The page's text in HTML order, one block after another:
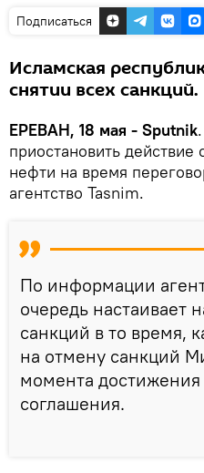
Подписаться
Исламская
снятии всех санкций.
ЕРЕВАН, 18 мая - Sputnik
приостановить действие
нефти на время
агентство Tasnim.
По информации
очередь настаивает
санкций в то время,
на отмену санкций
момента достижения
соглашения.